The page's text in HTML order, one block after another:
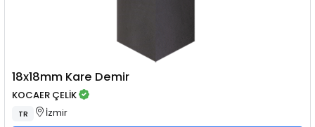
18x18mm Kare Demir
KOCAER ÇELİK
TR İzmir